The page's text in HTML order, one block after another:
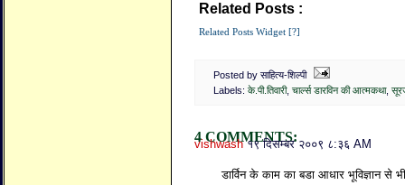
Related Posts :
Related Posts Widget [?]
Posted by साहित्य-शिल्पी
Labels: के.पी.तिवारी, चार्ल्स डारविन की आत्मकथा,
4 COMMENTS:
vishwash १९ दिसम्बर २००९ ८:३६ AM
डार्विन के काम का बडा आधार भूविज्ञान से